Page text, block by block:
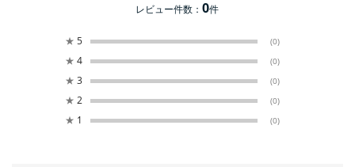
レビュー件数：0件
★ 5 (0)
★ 4 (0)
★ 3 (0)
★ 2 (0)
★ 1 (0)